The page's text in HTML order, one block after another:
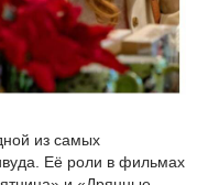
из самых
Её роли в фильмах